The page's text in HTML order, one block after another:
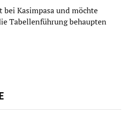
bei Kasimpasa und möchte
Tabellenführung behaupten